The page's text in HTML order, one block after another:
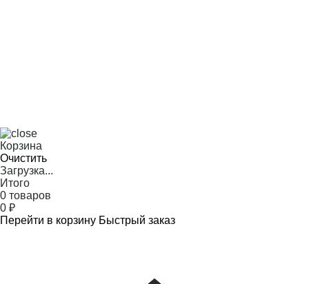
Корзина
Очистить
Загрузка...
Итого
0 товаров
0 ₽
Перейти в корзину Быстрый заказ